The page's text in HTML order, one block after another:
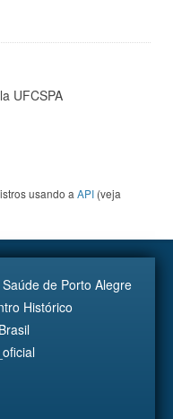
UFCSPA
usando a API (veja
de Porto Alegre
Histórico